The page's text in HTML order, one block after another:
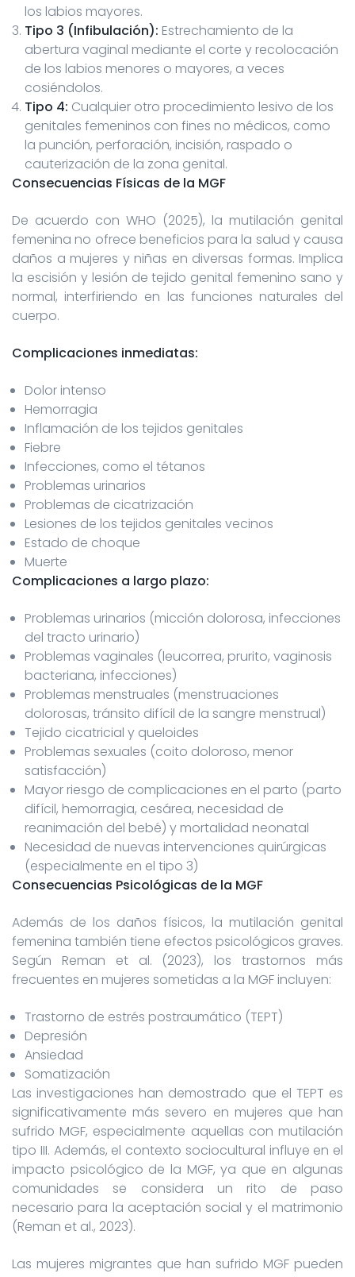
los labios mayores.
Tipo 3 (Infibulación): Estrechamiento de la
abertura vaginal mediante el corte y recolocación
de los labios menores o mayores, a veces
cosiéndolos.
Tipo 4: Cualquier otro procedimiento lesivo de los
genitales femeninos con fines no médicos, como
la punción, perforación, incisión, raspado o
cauterización de la zona genital.
Consecuencias Físicas de la MGF
De acuerdo con WHO (2025), la mutilación genital
femenina no ofrece beneficios para la salud y causa
daños a mujeres y niñas en diversas formas. Implica
la escisión y lesión de tejido genital femenino sano y
normal, interfiriendo en las funciones naturales del
cuerpo.
Complicaciones inmediatas:
Dolor intenso
Hemorragia
Inflamación de los tejidos genitales
Fiebre
Infecciones, como el tétanos
Problemas urinarios
Problemas de cicatrización
Lesiones de los tejidos genitales vecinos
Estado de choque
Muerte
Complicaciones a largo plazo:
Problemas urinarios (micción dolorosa, infecciones
del tracto urinario)
Problemas vaginales (leucorrea, prurito, vaginosis
bacteriana, infecciones)
Problemas menstruales (menstruaciones
dolorosas, tránsito difícil de la sangre menstrual)
Tejido cicatricial y queloides
Problemas sexuales (coito doloroso, menor
satisfacción)
Mayor riesgo de complicaciones en el parto (parto
difícil, hemorragia, cesárea, necesidad de
reanimación del bebé) y mortalidad neonatal
Necesidad de nuevas intervenciones quirúrgicas
(especialmente en el tipo 3)
Consecuencias Psicológicas de la MGF
Además de los daños físicos, la mutilación genital
femenina también tiene efectos psicológicos graves.
Según Reman et al. (2023), los trastornos más
frecuentes en mujeres sometidas a la MGF incluyen:
Trastorno de estrés postraumático (TEPT)
Depresión
Ansiedad
Somatización
Las investigaciones han demostrado que el TEPT es
significativamente más severo en mujeres que han
sufrido MGF, especialmente aquellas con mutilación
tipo III. Además, el contexto sociocultural influye en el
impacto psicológico de la MGF, ya que en algunas
comunidades se considera un rito de paso
necesario para la aceptación social y el matrimonio
(Reman et al., 2023).
Las mujeres migrantes que han sufrido MGF pueden